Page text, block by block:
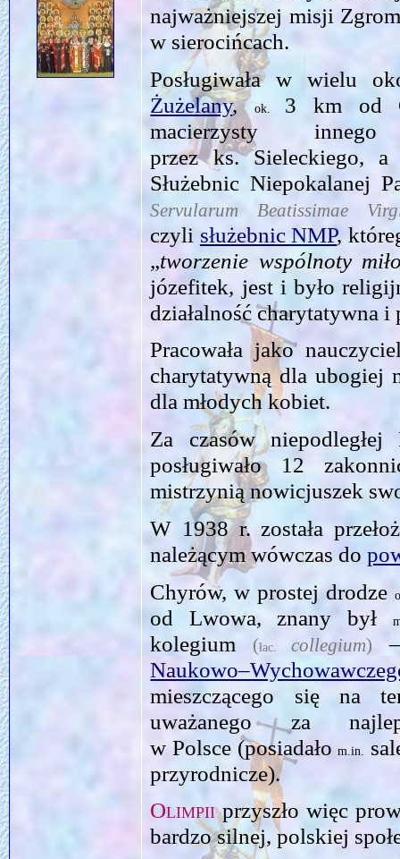
najważniejszej misji
w sierocińcach.
Posługiwała w wielu
Żużelany, ok. 3 km od
macierzysty innego
przez ks. Sieleckiego, a
Służebnic Niepokalanej
Servularum Beatissimae
czyli służebnic NMP,
„tworzenie wspólnoty
józefitek, jest i było
działalność charytatywna
Pracowała jako
charytatywną dla ubogiej
dla młodych kobiet.
Za czasów
posługiwało 12
mistrzynią nowicjuszek
W 1938 r. została
należącym wówczas do
Chyrów, w prostej drodze
od Lwowa, znany był
kolegium (łac.collegium)
mieszczącego się na
uważanego za
w Polsce (posiadałom.in.
przyrodnicze).
Olimpiiprzyszło więc
bardzo silnej, polskiej